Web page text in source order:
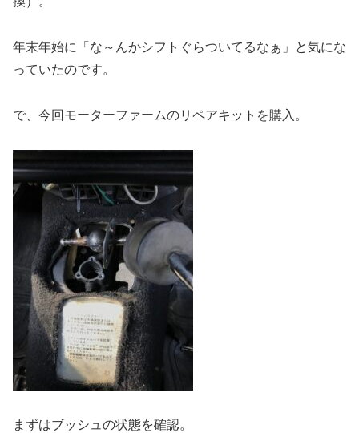
年末年始に「な～んかシフトぐらついてるなぁ」と気にな
っていたのです。
で、今回モーターファームのリペアキットを購入。
まずはブッシュの状態を確認。